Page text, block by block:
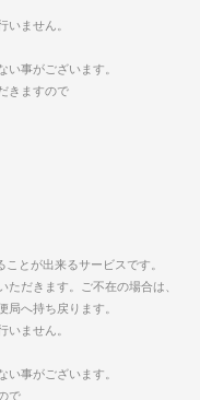
いません。
事がございます。
きますので
とが出来るサービスです。
だきます。ご不在の場合は、
へ持ち戻ります。
いません。
事がございます。
で